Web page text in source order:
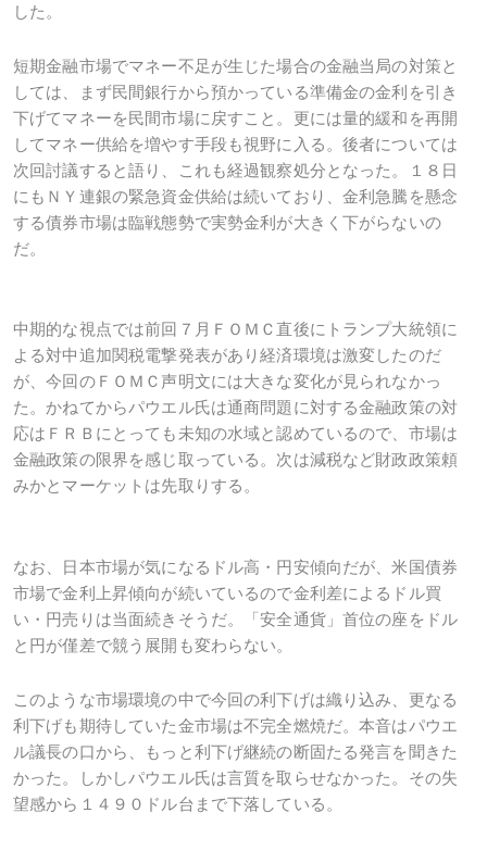
した。
短期金融市場でマネー不足が生じた場合の金融当局の対策と
しては、まず民間銀行から預かっている準備金の金利を引き
下げてマネーを民間市場に戻すこと。更には量的緩和を再開
してマネー供給を増やす手段も視野に入る。後者については
次回討議すると語り、これも経過観察処分となった。１８日
にもＮＹ連銀の緊急資金供給は続いており、金利急騰を懸念
する債券市場は臨戦態勢で実勢金利が大きく下がらないの
だ。
中期的な視点では前回７月ＦＯＭＣ直後にトランプ大統領に
よる対中追加関税電撃発表があり経済環境は激変したのだ
が、今回のＦＯＭＣ声明文には大きな変化が見られなかっ
た。かねてからパウエル氏は通商問題に対する金融政策の対
応はＦＲＢにとっても未知の水域と認めているので、市場は
金融政策の限界を感じ取っている。次は減税など財政政策頼
みかとマーケットは先取りする。
なお、日本市場が気になるドル高・円安傾向だが、米国債券
市場で金利上昇傾向が続いているので金利差によるドル買
い・円売りは当面続きそうだ。「安全通貨」首位の座をドル
と円が僅差で競う展開も変わらない。
このような市場環境の中で今回の利下げは織り込み、更なる
利下げも期待していた金市場は不完全燃焼だ。本音はパウエ
ル議長の口から、もっと利下げ継続の断固たる発言を聞きた
かった。しかしパウエル氏は言質を取らせなかった。その失
望感から１４９０ドル台まで下落している。